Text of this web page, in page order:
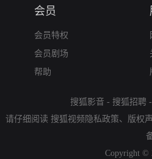
会员
会员特权
会员剧场
帮助
搜狐影音 - 搜狐招聘 -
请仔细阅读 搜狐视频隐私政策、 版权
Copyright ©